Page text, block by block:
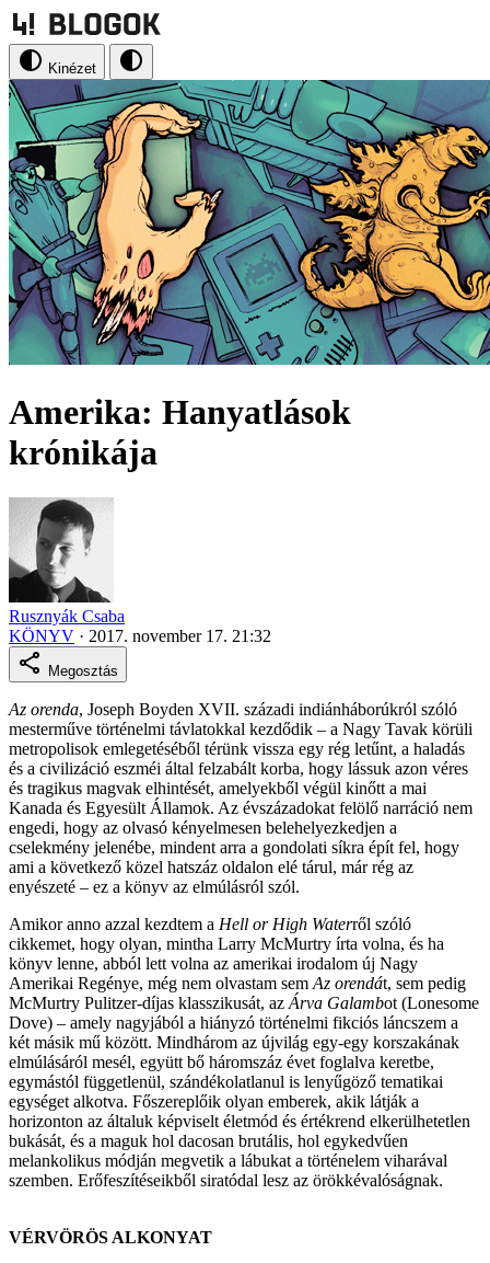
Kinézet
Amerika: Hanyatlások
krónikája
Rusznyák Csaba
KÖNYV · 2017. november 17. 21:32
Megosztás
Az orenda, Joseph Boyden XVII. századi indiánháborúkról szóló
mesterműve történelmi távlatokkal kezdődik – a Nagy Tavak körüli
metropolisok emlegetéséből térünk vissza egy rég letűnt, a haladás
és a civilizáció eszméi által felzabált korba, hogy lássuk azon véres
és tragikus magvak elhintését, amelyekből végül kinőtt a mai
Kanada és Egyesült Államok. Az évszázadokat felölő narráció nem
engedi, hogy az olvasó kényelmesen belehelyezkedjen a
cselekmény jelenébe, mindent arra a gondolati síkra épít fel, hogy
ami a következő közel hatszáz oldalon elé tárul, már rég az
enyészeté – ez a könyv az elmúlásról szól.
Amikor anno azzal kezdtem a Hell or High Waterről szóló
cikkemet, hogy olyan, mintha Larry McMurtry írta volna, és ha
könyv lenne, abból lett volna az amerikai irodalom új Nagy
Amerikai Regénye, még nem olvastam sem Az orendát, sem pedig
McMurtry Pulitzer-díjas klasszikusát, az Árva Galambot (Lonesome
Dove) – amely nagyjából a hiányzó történelmi fikciós láncszem a
két másik mű között. Mindhárom az újvilág egy-egy korszakának
elmúlásáról mesél, együtt bő háromszáz évet foglalva keretbe,
egymástól függetlenül, szándékolatlanul is lenyűgöző tematikai
egységet alkotva. Főszereplőik olyan emberek, akik látják a
horizonton az általuk képviselt életmód és értékrend elkerülhetetlen
bukását, és a maguk hol dacosan brutális, hol egykedvűen
melankolikus módján megvetik a lábukat a történelem viharával
szemben. Erőfeszítéseikből siratódal lesz az örökkévalóságnak.
VÉRVÖRÖS ALKONYAT